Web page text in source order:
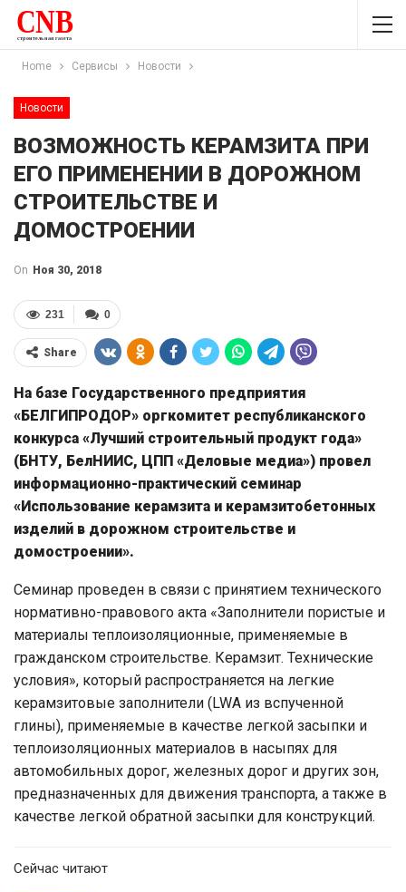
Home Сервисы Новости
Новости
ВОЗМОЖНОСТЬ КЕРАМЗИТА ПРИ
ЕГО ПРИМЕНЕНИИ В ДОРОЖНОМ
СТРОИТЕЛЬСТВЕ И
ДОМОСТРОЕНИИ
On Ноя 30, 2018
0
231
Share
На базе Государственного предприятия
«БЕЛГИПРОДОР» оргкомитет республиканского
конкурса «Лучший строительный продукт года»
(БНТУ, БелНИИС, ЦПП «Деловые медиа») провел
информационно-практический семинар
«Использование керамзита и керамзитобетонных
изделий в дорожном строительстве и
домостроении».
Семинар проведен в связи с принятием технического
нормативно-правового акта «Заполнители пористые и
материалы теплоизоляционные, применяемые в
гражданском строительстве. Керамзит. Технические
условия», который распространяется на легкие
керамзитовые заполнители (LWA из вспученной
глины), применяемые в качестве легкой засыпки и
теплоизоляционных материалов в насыпях для
автомобильных дорог, железных дорог и других зон,
предназначенных для движения транспорта, а также в
качестве легкой обратной засыпки для конструкций.
Сейчас читают